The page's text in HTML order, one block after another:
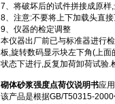
7、将破坏后的试件拼接成原
8、注意:不要将上下加载头直
9、仪器的检定调整
本仪器出厂前已与标准器进行
板,旋转数码显示块左下角(上
状态下进行,反复加荷卸荷试验.
砌体砂浆强度点荷仪说明书应
该产品是根据GB/T50315-